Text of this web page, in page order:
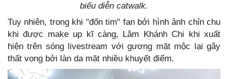
biểu diễn catwalk.
Tuy nhiên, trong khi "đốn tim" fan bởi hình ảnh chỉn chu
khi được make up kĩ càng, Lâm Khánh Chi khi xuất
hiện trên sóng livestream với gương mặt mộc lại gây
thất vọng bởi làn da mặt nhiều khuyết điểm.